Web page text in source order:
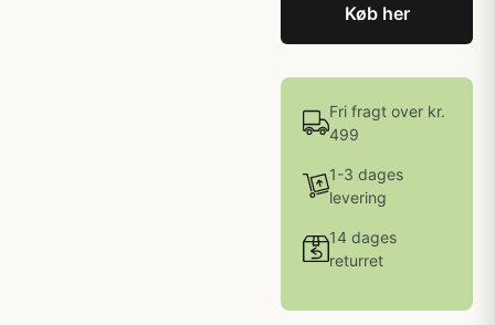
Køb her
Fri fragt over kr.
499
1-3 dages
levering
14 dages
returret